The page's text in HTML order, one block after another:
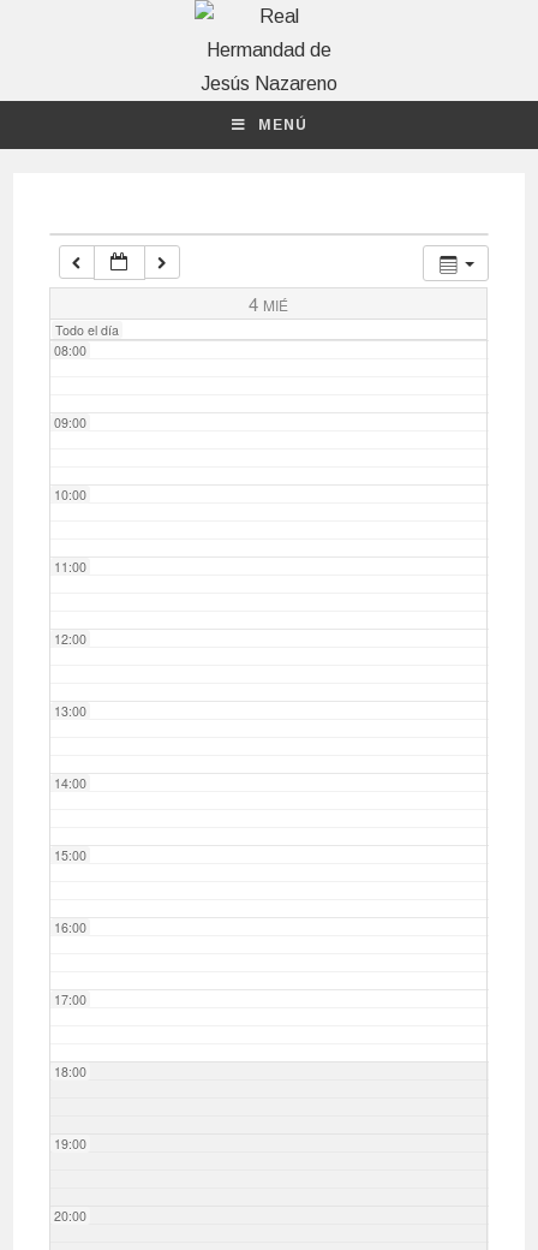
MENÚ
4 MIÉ
Todo el día
07:00
08:00
09:00
10:00
11:00
12:00
13:00
14:00
15:00
16:00
17:00
18:00
19:00
20:00